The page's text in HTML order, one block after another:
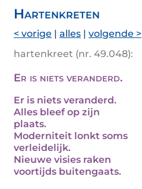
Hartenkreten
< vorige | alles | volgende >
hartenkreet (nr. 49.048):
Er is niets veranderd.
Er is niets veranderd.
Alles bleef op zijn
plaats.
Moderniteit lonkt soms
verleidelijk.
Nieuwe visies raken
voortijds buitengaats.